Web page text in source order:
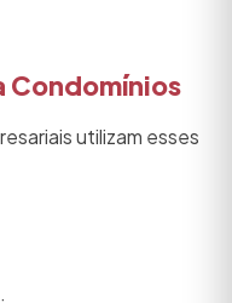
Condomínios
utilizam esses